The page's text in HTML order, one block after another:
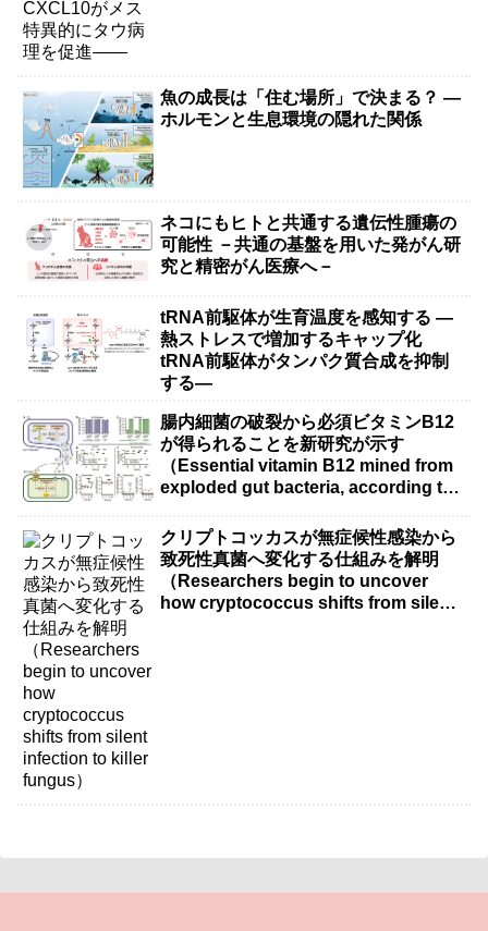
魚の成長は「住む場所」で決まる？ ―
ホルモンと生息環境の隠れた関係
ネコにもヒトと共通する遺伝性腫瘍の
可能性 －共通の基盤を用いた発がん研
究と精密がん医療へ－
tRNA前駆体が生育温度を感知する ―
熱ストレスで増加するキャップ化
tRNA前駆体がタンパク質合成を抑制
する―
腸内細菌の破裂から必須ビタミンB12
が得られることを新研究が示す
（Essential vitamin B12 mined from
exploded gut bacteria, according to
クリプトコッカスが無症候性感染から
致死性真菌へ変化する仕組みを解明
（Researchers begin to uncover
how cryptococcus shifts from silent